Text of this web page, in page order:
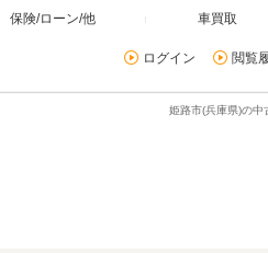
保険/ローン/他 車買取
ログイン 閲覧
姫路市(兵庫県)の中